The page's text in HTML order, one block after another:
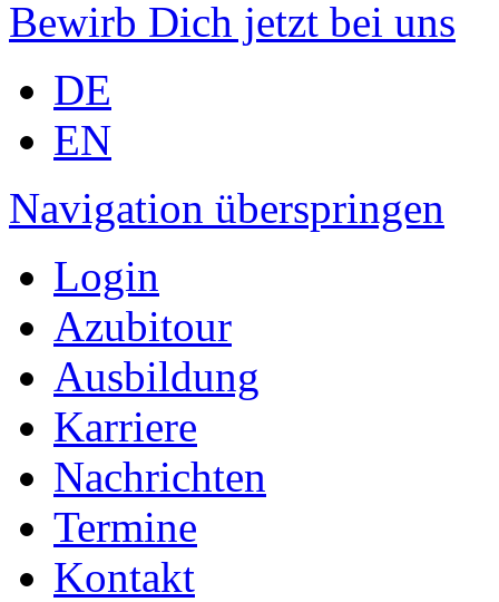
Bewirb Dich jetzt bei uns
DE
EN
Navigation überspringen
Login
Azubitour
Ausbildung
Karriere
Nachrichten
Termine
Kontakt